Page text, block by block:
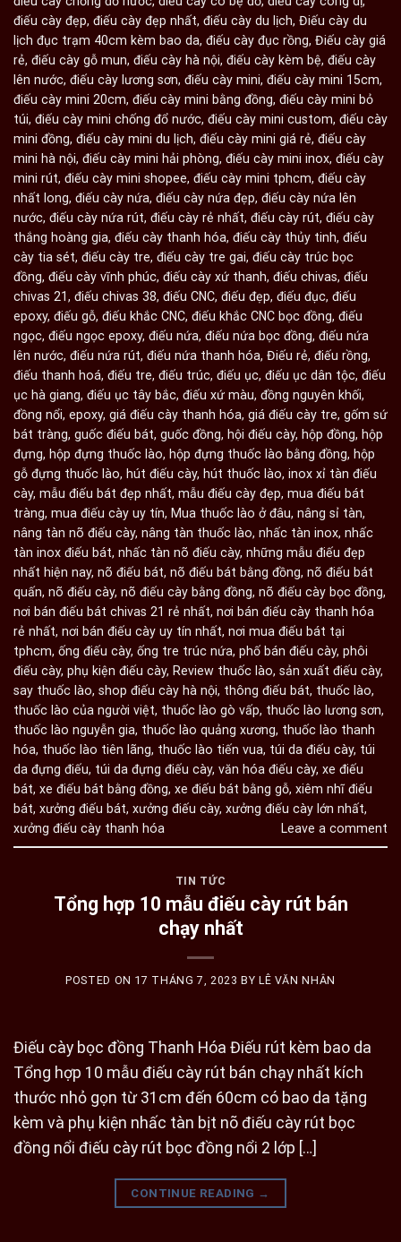
điếu cày đẹp, điếu cày đẹp nhất, điếu cày du lịch, Điếu cày du
lịch đục trạm 40cm kèm bao da, điếu cày đục rồng, Điếu cày giá
rẻ, điếu cày gỗ mun, điếu cày hà nội, điếu cày kèm bệ, điếu cày
lên nước, điếu cày lương sơn, điếu cày mini, điếu cày mini 15cm,
điếu cày mini 20cm, điếu cày mini bằng đồng, điếu cày mini bỏ
túi, điếu cày mini chống đổ nước, điếu cày mini custom, điếu cày
mini đồng, điếu cày mini du lịch, điếu cày mini giá rẻ, điếu cày
mini hà nội, điếu cày mini hải phòng, điếu cày mini inox, điếu cày
mini rút, điếu cày mini shopee, điếu cày mini tphcm, điếu cày
nhất long, điếu cày nứa, điếu cày nứa đẹp, điếu cày nứa lên
nước, điếu cày nứa rút, điếu cày rẻ nhất, điếu cày rút, điếu cày
thắng hoàng gia, điếu cày thanh hóa, điếu cày thủy tinh, điếu
cày tia sét, điếu cày tre, điếu cày tre gai, điếu cày trúc bọc
đồng, điếu cày vĩnh phúc, điếu cày xứ thanh, điếu chivas, điếu
chivas 21, điếu chivas 38, điếu CNC, điếu đẹp, điếu đục, điếu
epoxy, điếu gỗ, điếu khắc CNC, điếu khắc CNC bọc đồng, điếu
ngọc, điếu ngọc epoxy, điếu nứa, điếu nứa bọc đồng, điếu nứa
lên nước, điếu nứa rút, điếu nứa thanh hóa, Điếu rẻ, điếu rồng,
điếu thanh hoá, điếu tre, điếu trúc, điếu ục, điếu ục dân tộc, điếu
ục hà giang, điếu ục tây bắc, điếu xứ màu, đồng nguyên khối,
đồng nổi, epoxy, giá điếu cày thanh hóa, giá điếu cày tre, gốm sứ
bát tràng, guốc điếu bát, guốc đồng, hội điếu cày, hộp đồng, hộp
đựng, hộp đựng thuốc lào, hộp đựng thuốc lào bằng đồng, hộp
gỗ đựng thuốc lào, hút điếu cày, hút thuốc lào, inox xỉ tàn điếu
cày, mẫu điếu bát đẹp nhất, mẫu điếu cày đẹp, mua điếu bát
tràng, mua điếu cày uy tín, Mua thuốc lào ở đâu, nâng sỉ tàn,
nâng tàn nõ điếu cày, nâng tàn thuốc lào, nhấc tàn inox, nhấc
tàn inox điếu bát, nhấc tàn nõ điếu cày, những mẫu điếu đẹp
nhất hiện nay, nõ điếu bát, nõ điếu bát bằng đồng, nõ điếu bát
quấn, nõ điếu cày, nõ điếu cày bằng đồng, nõ điếu cày bọc đồng,
nơi bán điếu bát chivas 21 rẻ nhất, nơi bán điếu cày thanh hóa
rẻ nhất, nơi bán điếu cày uy tín nhất, nơi mua điếu bát tại
tphcm, ống điếu cày, ống tre trúc nứa, phố bán điếu cày, phôi
điếu cày, phụ kiện điếu cày, Review thuốc lào, sản xuất điếu cày,
say thuốc lào, shop điếu cày hà nội, thông điếu bát, thuốc lào,
thuốc lào của người việt, thuốc lào gò vấp, thuốc lào lương sơn,
thuốc lào nguyễn gia, thuốc lào quảng xương, thuốc lào thanh
hóa, thuốc lào tiên lãng, thuốc lào tiến vua, túi da điếu cày, túi
da đựng điếu, túi da đựng điếu cày, văn hóa điếu cày, xe điếu
bát, xe điếu bát bằng đồng, xe điếu bát bằng gỗ, xiêm nhĩ điếu
bát, xưởng điếu bát, xưởng điếu cày, xưởng điếu cày lớn nhất,
xưởng điếu cày thanh hóa
Leave a comment
TIN TỨC
Tổng hợp 10 mẫu điếu cày rút bán
chạy nhất
POSTED ON 17 THÁNG 7, 2023 BY LÊ VĂN NHÂN
Điếu cày bọc đồng Thanh Hóa Điếu rút kèm bao da
Tổng hợp 10 mẫu điếu cày rút bán chạy nhất kích
thước nhỏ gọn từ 31cm đến 60cm có bao da tặng
kèm và phụ kiện nhấc tàn bịt nõ điếu cày rút bọc
đồng nổi điếu cày rút bọc đồng nổi 2 lớp […]
CONTINUE READING →